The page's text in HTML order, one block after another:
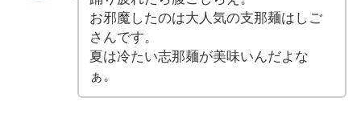
お邪魔したのは大人気の支那麺はしご
さんです。
夏は冷たい志那麺が美味いんだよな
ぁ。